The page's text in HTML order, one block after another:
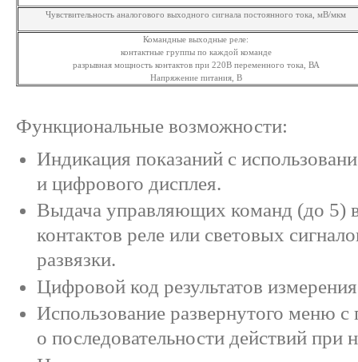
Чувствительность аналогового выходного сигнала постоянного тока, мВ/мкм
Командные выходные реле:
контактные группы по каждой команде
разрывная мощность контактов при 220В переменного тока, ВА
Напряжение питания, В
Функциональные возможности:
Индикация показаний с
и цифрового дисплея.
Выдача управляющих команд (до 5)
контактов реле или световых
развязки.
Цифровой код результатов
Использование развернутого меню с
о последовательности действий при